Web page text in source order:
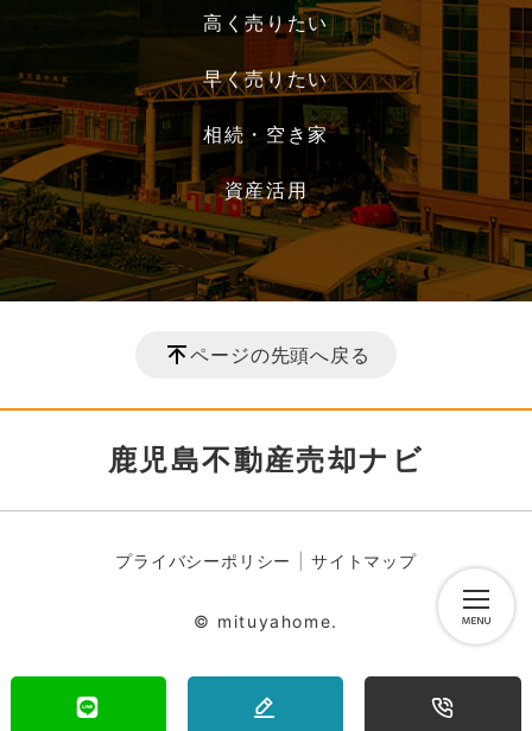
高く売りたい
早く売りたい
相続・空き家
資産活用
ページの先頭へ戻る
鹿児島不動産売却ナビ
プライバシーポリシー サイトマップ
© mituyahome.